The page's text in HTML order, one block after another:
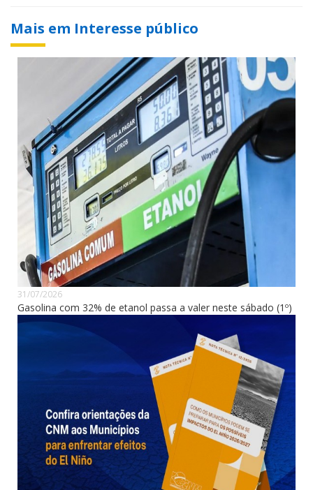
Mais em Interesse público
31/07/2026
Gasolina com 32% de etanol passa a valer neste sábado (1º)